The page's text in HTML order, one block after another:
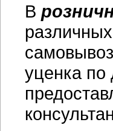
В
уценка по